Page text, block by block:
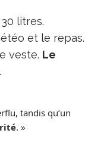
litres.
et le repas.
veste. Le
.
tandis qu’un
. »